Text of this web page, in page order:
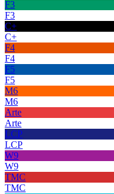
F3
F3
C+
C+
F4
F4
F5
F5
M6
M6
Arte
Arte
LCP
LCP
W9
W9
TMC
TMC